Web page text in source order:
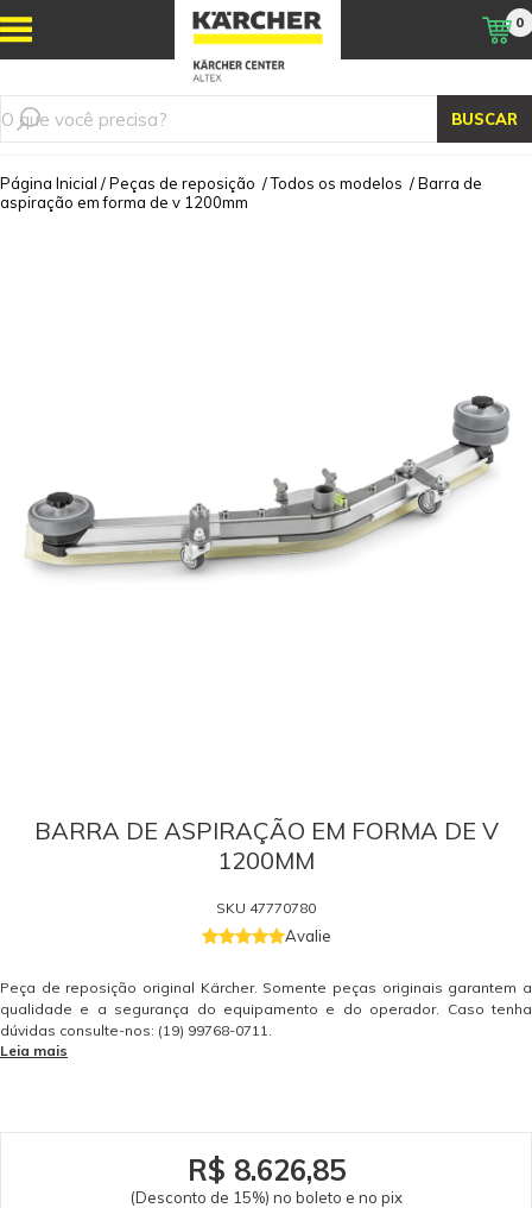
BUSCAR
0
Página Inicial /Peças de reposição /Todos os modelos /Barra de
aspiração em forma de v 1200mm
BARRA DE ASPIRAÇÃO EM FORMA DE V
1200MM
SKU 47770780
Avalie
Peça de reposição original Kärcher. Somente peças originais garantem a
qualidade e a segurança do equipamento e do operador. Caso tenha
dúvidas consulte-nos: (19) 99768-0711.
Leia mais
R$ 8.626,85
(Desconto de 15%) no boleto e no pix